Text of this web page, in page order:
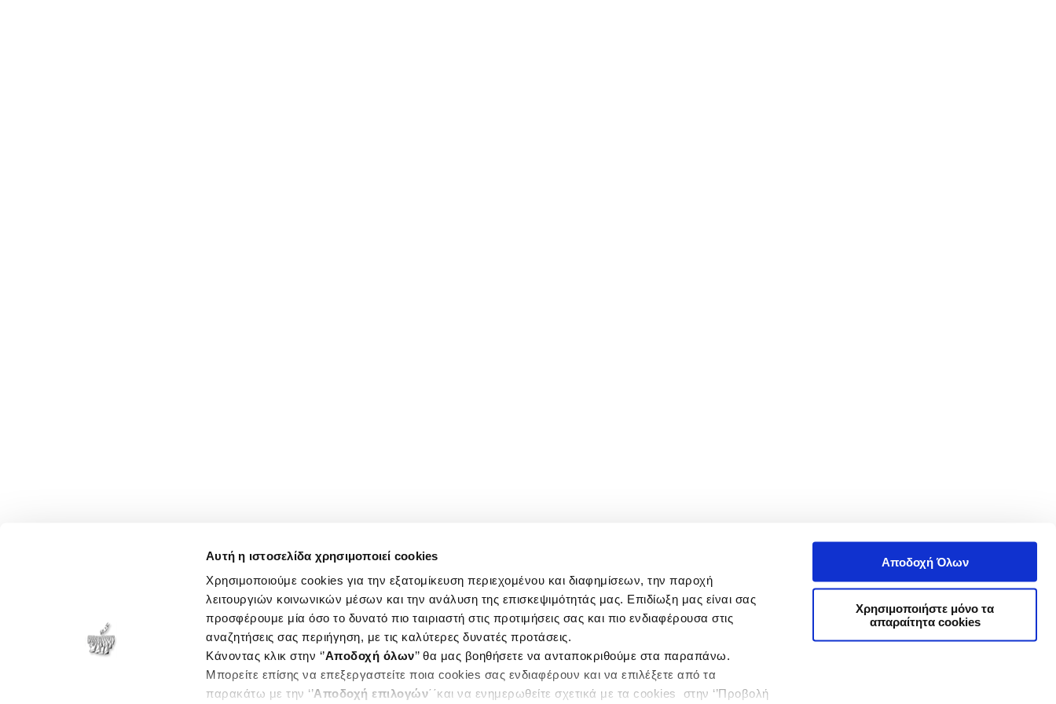
Αυτή η ιστοσελίδα χρησιμοποιεί cookies
Χρησιμοποιούμε cookies για την εξατομίκευση περιεχομένου και διαφημίσεων, την παροχή
λειτουργιών κοινωνικών μέσων και την ανάλυση της επισκεψιμότητάς μας. Επιδίωξη μας είναι σας
προσφέρουμε μία όσο το δυνατό πιο ταιριαστή στις προτιμήσεις σας και πιο ενδιαφέρουσα στις
αναζητήσεις σας περιήγηση, με τις καλύτερες δυνατές προτάσεις.
Κάνοντας κλικ στην ‘’Αποδοχή όλων’’ θα μας βοηθήσετε να ανταποκριθούμε στα παραπάνω.
Μπορείτε επίσης να επεξεργαστείτε ποια cookies σας ενδιαφέρουν και να επιλέξετε από τα
παρακάτω με την ‘’Αποδοχή επιλογών΄΄και να ενημερωθείτε σχετικά με τα cookies στην ‘’Προβολή
Αποδοχή Όλων
Χρησιμοποιήστε μόνο τα
απαραίτητα cookies